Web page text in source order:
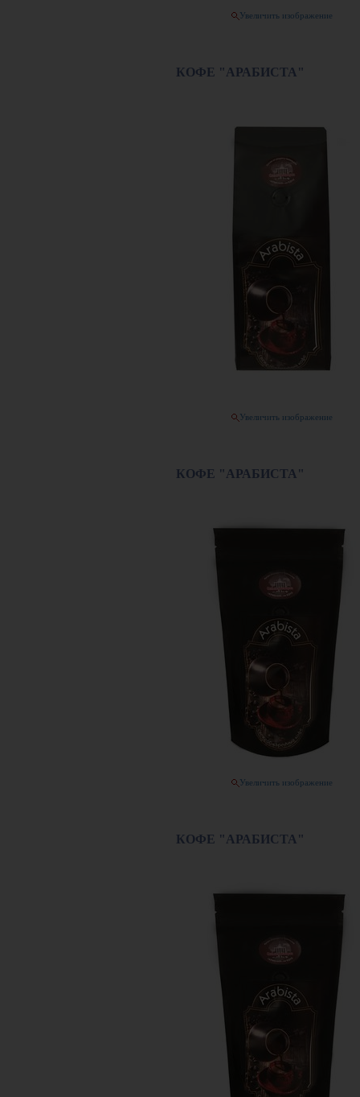
Увеличить изображение
КОФЕ "АРАБИСТА"
Увеличить изображение
КОФЕ "АРАБИСТА"
Увеличить изображение
КОФЕ "АРАБИСТА"